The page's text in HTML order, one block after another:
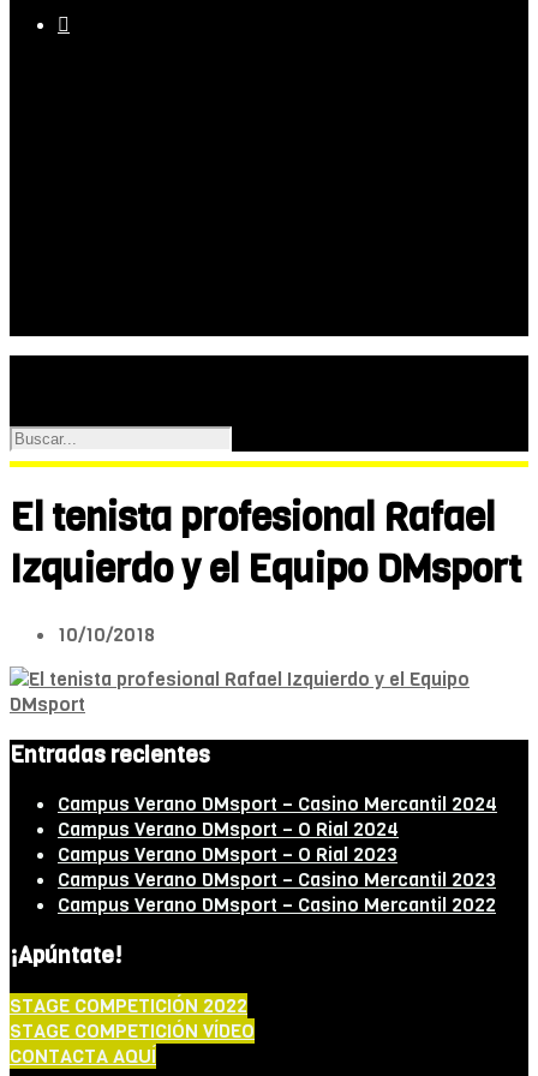

El tenista profesional Rafael
Izquierdo y el Equipo DMsport
10/10/2018
Entradas recientes
Campus Verano DMsport – Casino Mercantil 2024
Campus Verano DMsport – O Rial 2024
Campus Verano DMsport – O Rial 2023
Campus Verano DMsport – Casino Mercantil 2023
Campus Verano DMsport – Casino Mercantil 2022
¡Apúntate!
STAGE COMPETICIÓN 2022
STAGE COMPETICIÓN VÍDEO
CONTACTA AQUÍ